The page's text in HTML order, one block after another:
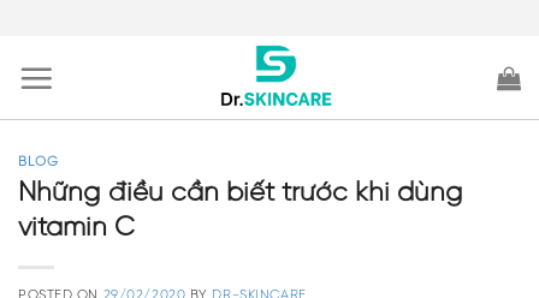
content
BLOG
Những điều cần biết trước khi dùng
vitamin C
POSTED ON 29/02/2020 BY DR-SKINCARE